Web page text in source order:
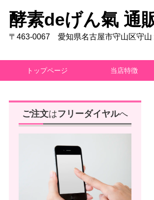
酵素deげん氣 通
〒463-0067 愛知県名古屋市守山区守山
トップページ 当店特徴
ご注文はフリーダイヤルへ